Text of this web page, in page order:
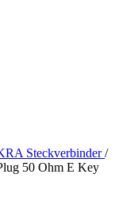
Steckverbinder/
50 Ohm E Key